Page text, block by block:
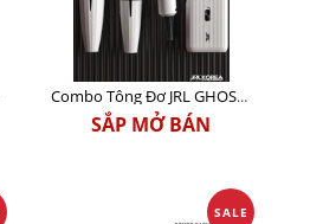
Combo Tông Đơ JRL GHOST 3 Limited Edition Chính Hãng USA
SẮP MỞ BÁN
SALE